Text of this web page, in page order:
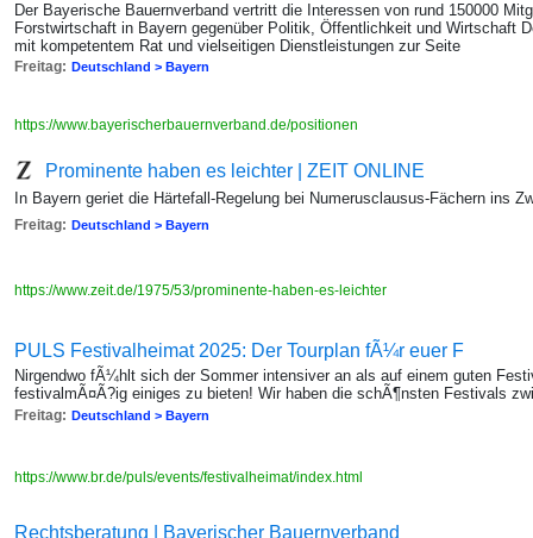
Der Bayerische Bauernverband vertritt die Interessen von rund 150000
Forstwirtschaft in Bayern gegenüber Politik, Öffentlichkeit und Wirtschaft
mit kompetentem Rat und vielseitigen Dienstleistungen zur Seite
Freitag: Deutschland > Bayern
https://www.bayerischerbauernverband.de/positionen
Prominente haben es leichter | ZEIT ONLINE
In Bayern geriet die Härtefall-Regelung bei Numerusclausus-Fächern ins
Freitag: Deutschland > Bayern
https://www.zeit.de/1975/53/prominente-haben-es-leichter
PULS Festivalheimat 2025: Der Tourplan fÃ¼r euer F
Nirgendwo fÃ¼hlt sich der Sommer intensiver an als auf einem guten
festivalmÃ¤Ã?ig einiges zu bieten! Wir haben die schÃ¶nsten Festivals
Freitag: Deutschland > Bayern
https://www.br.de/puls/events/festivalheimat/index.html
Rechtsberatung | Bayerischer Bauernverband